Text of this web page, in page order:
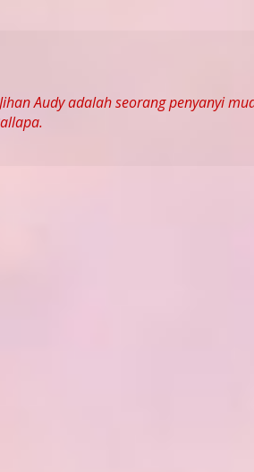
Audy adalah seorang penyanyi